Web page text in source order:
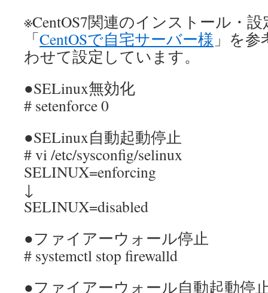
キ
プ
※CentOS7関連のインストール・
「CentOSで自宅サーバー様 」を
わせて設定しています。
●SELinux無効化
# setenforce 0
●SELinux自動起動停止
# vi /etc/sysconfig/selinux
SELINUX=enforcing
↓
SELINUX=disabled
●ファイアーウォール停止
# systemctl stop firewalld
●ファイアーウォール自動起動停